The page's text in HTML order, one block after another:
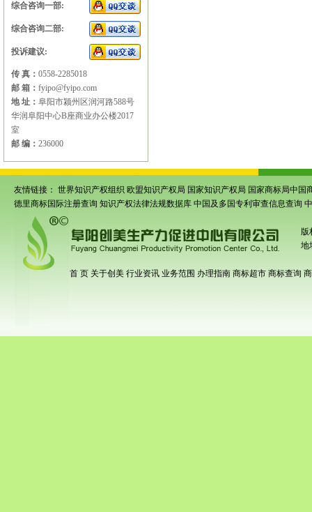
综合咨询一部:
综合咨询二部:
投诉建议:
传 真： 0558-2285018
邮 箱： fyipo@fyipo.com
地 址： 阜阳市颍州区润河路588号
华润阜阳中心B座商业办公楼2017
室
邮 编： 236000
友情链接： 世界知识产权组织 欧盟知识产权局 国家知识产权局 国家商标局中国
德里商标国际注册查询 知识产权法律法规数据库 中国及多国专利审查信息查询
版
地
首 页 关于创美 行业资讯 业务范围 办理指南 商标超市 商标查询